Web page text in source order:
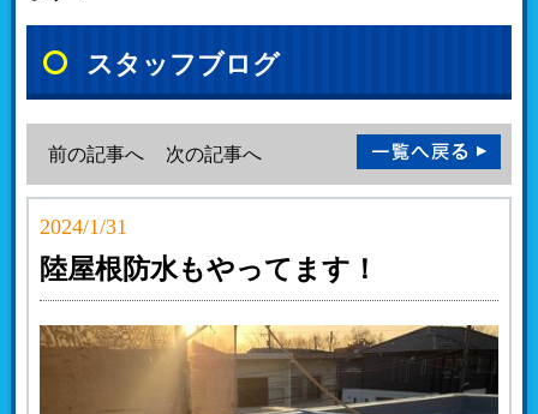
スタッフブログ
前の記事へ 次の記事へ
2024/1/31
陸屋根防水もやってます！